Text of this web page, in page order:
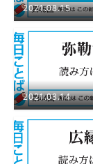
2021.08.15
2021.08.14